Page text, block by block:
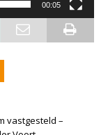
00:05
vastgesteld –